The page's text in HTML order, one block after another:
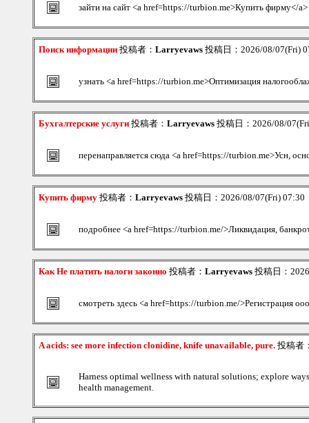
зайти на сайт <a href=https://turbion.me>Купить фирму</a>
Поиск информации 投稿者： Larryevaws 投稿日：2026/08/07(Fri)
узнать <a href=https://turbion.me>Оптимизация
Бухгалтерские услуги 投稿者： Larryevaws 投稿日：2026/08/
перенаправляется сюда <a href=https://turbion.me>Усн,
Купить фирму 投稿者： Larryevaws 投稿日：2026/08/07(Fri) 07:30
подробнее <a href=https://turbion.me/>Ликвидация,
Как Не платить налоги законно 投稿者： Larryevaws 投稿日：
смотреть здесь <a href=https://turbion.me/>Регистрация
A acids: see more infection clonidine, knife unavailable, pure. 投稿者
Harness optimal wellness with natural solutions; explore
health management.